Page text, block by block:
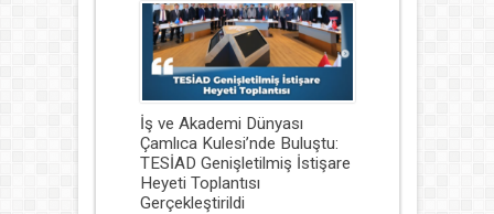
İş ve Akademi Dünyası
Çamlıca Kulesi’nde Buluştu:
TESİAD Genişletilmiş İstişare
Heyeti Toplantısı
Gerçekleştirildi